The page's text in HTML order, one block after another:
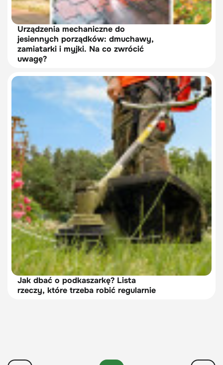
Urządzenia mechaniczne do
jesiennych porządków: dmuchawy,
zamiatarki i myjki. Na co zwrócić
uwagę?
Jak dbać o podkaszarkę? Lista
rzeczy, które trzeba robić regularnie